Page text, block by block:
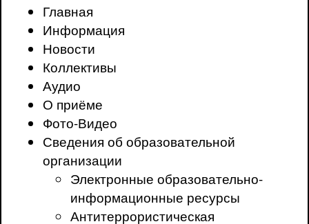
Главная
Информация
Новости
Коллективы
Аудио
О приёме
Фото-Видео
Сведения об образовательной
организации
Электронные образовательно-
информационные ресурсы
Антитеррористическая